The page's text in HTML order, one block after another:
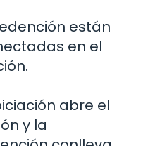
están
en el
abre el
y la